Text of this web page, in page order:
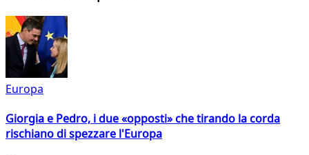
Europa
Giorgia e Pedro, i due «opposti» che tirando la corda
rischiano di spezzare l'Europa